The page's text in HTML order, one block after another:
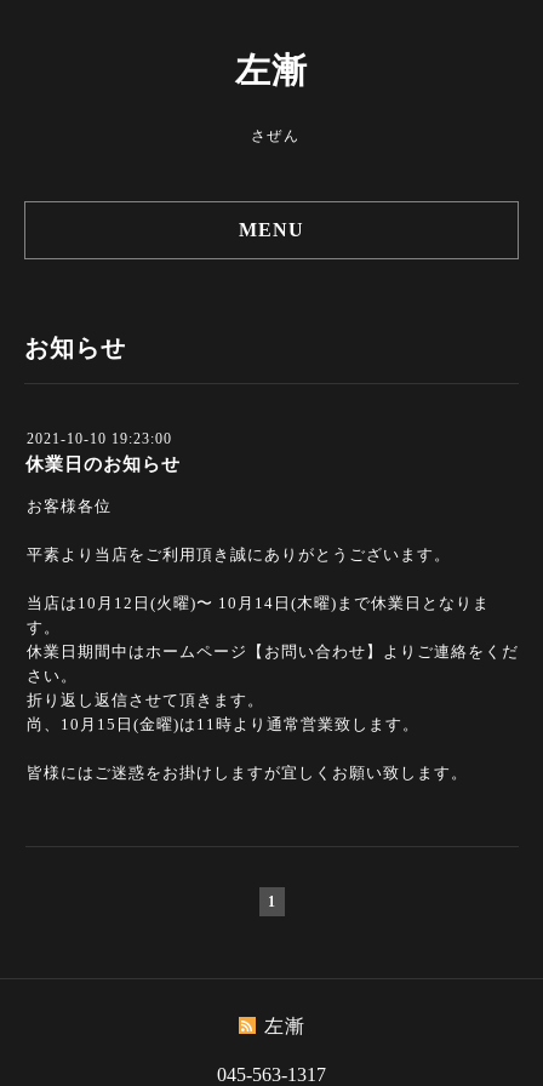
左漸
さぜん
MENU
お知らせ
2021-10-10 19:23:00
休業日のお知らせ
お客様各位
平素より当店をご利用頂き誠にありがとうございます。
当店は10月12日(火曜)〜 10月14日(木曜)まで休業日となりま
す。
休業日期間中はホームページ【お問い合わせ】よりご連絡をくだ
さい。
折り返し返信させて頂きます。
尚、10月15日(金曜)は11時より通常営業致します。
皆様にはご迷惑をお掛けしますが宜しくお願い致します。
1
左漸
045-563-1317